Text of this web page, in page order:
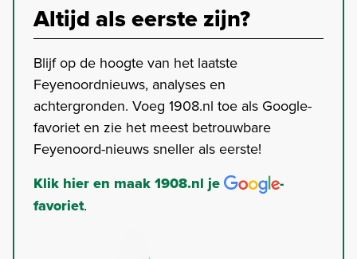
Altijd als eerste zijn?
Blijf op de hoogte van het laatste
Feyenoordnieuws, analyses en
achtergronden. Voeg 1908.nl toe als Google-
favoriet en zie het meest betrouwbare
Feyenoord-nieuws sneller als eerste!
Klik hier en maak 1908.nl je
-
favoriet.